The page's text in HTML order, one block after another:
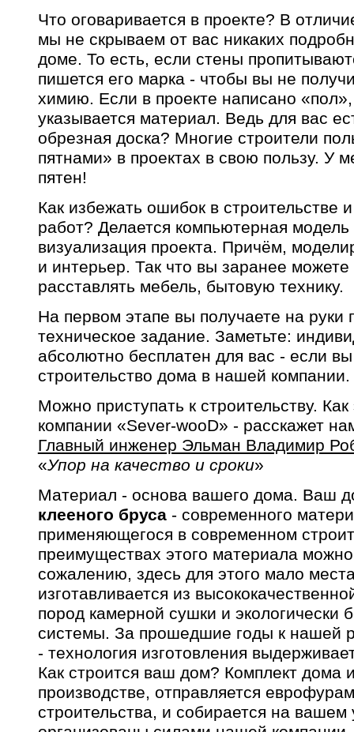
Что оговаривается в проекте? В
мы не скрываем от вас никаких
доме. То есть, если стены
пишется его марка - чтобы вы не
химию. Если в проекте написано
указывается материал. Ведь для вас
обрезная доска? Многие строители
пятнами» в проектах в свою пользу. У
пятен!
Как избежать ошибок в строительстве
работ? Делается компьютерная
визуализация проекта. Причём,
и интерьер. Так что вы заранее можете
расставлять мебель, бытовую технику.
На первом этапе вы получаете на руки
техническое задание. Заметьте:
абсолютно бесплатен для вас - если
строительство дома в нашей компании.
Можно приступать к строительству.
компании «Sever-wooD» - расскажет
Главный инженер Эльман Владимир
«Упор на качество и сроки»
Материал - основа вашего дома. Ваш
клееного бруса- современного
применяющегося в современном
преимуществах этого материала
сожалению, здесь для этого мало
изготавливается из
пород камерной сушки и экологически
системы. За прошедшие годы к нашей
- технология изготовления
Как строится ваш дом? Комплект дома
производстве, отправляется
строительства, и собирается на вашем